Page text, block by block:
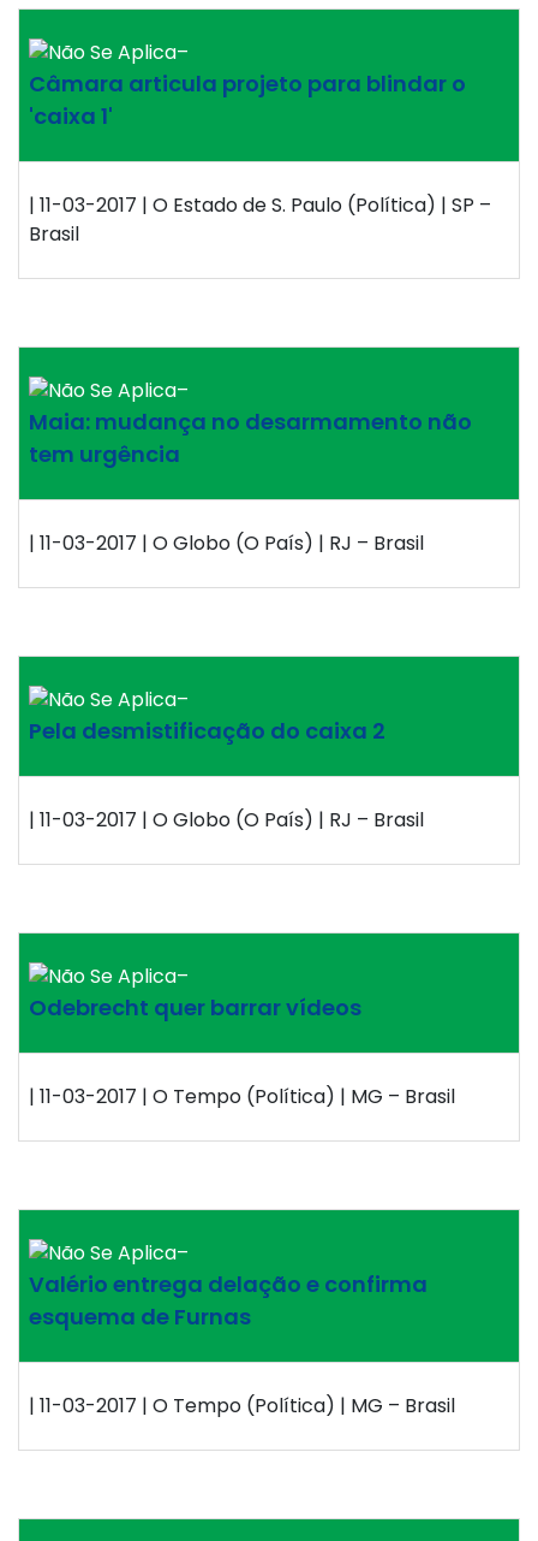
–
Câmara articula projeto para blindar o
'caixa 1'
| 11-03-2017 | O Estado de S. Paulo (Política) | SP –
Brasil
–
Maia: mudança no desarmamento não
tem urgência
| 11-03-2017 | O Globo (O País) | RJ – Brasil
–
Pela desmistificação do caixa 2
| 11-03-2017 | O Globo (O País) | RJ – Brasil
–
Odebrecht quer barrar vídeos
| 11-03-2017 | O Tempo (Política) | MG – Brasil
–
Valério entrega delação e confirma
esquema de Furnas
| 11-03-2017 | O Tempo (Política) | MG – Brasil